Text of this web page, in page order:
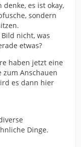
es ist okay,
sondern
nicht, was
etwas?
haben jetzt eine
zum Anschauen
es dann hier
Dinge.